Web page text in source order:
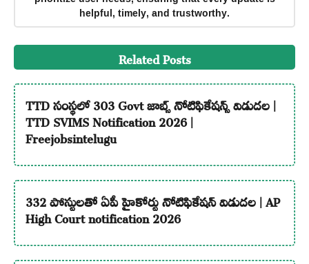
helpful, timely, and trustworthy.
Related Posts
TTD సంస్థలో 303 Govt జాబ్స్ నోటిఫికేషన్స్ విడుదల |
TTD SVIMS Notification 2026 |
Freejobsintelugu
332 పోస్టులతో ఏపీ హైకోర్టు నోటిఫికేషన్ విడుదల | AP
High Court notification 2026